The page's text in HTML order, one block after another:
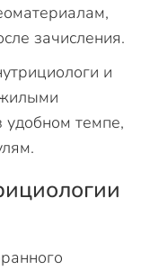
зачисления.
и
темпе,